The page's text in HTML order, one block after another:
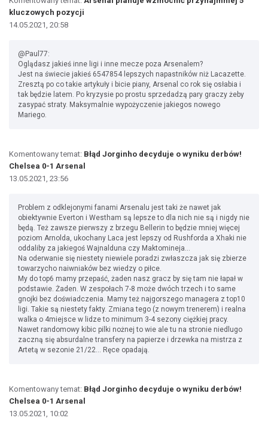
kluczowych pozycji
14.05.2021, 20:58
@Paul77:
Oglądasz jakieś inne ligi i inne mecze poza Arsenalem?
Jest na świecie jakieś 6547854 lepszych napastników niż Lacazette.
Zresztą po co takie artykuły i bicie piany, Arsenal co rok się osłabia i
tak będzie latem. Po kryzysie po prostu sprzedadzą pary graczy żeby
zasypać straty. Maksymalnie wypożyczenie jakiegos nowego
Mariego.
Komentowany temat: Błąd Jorginho decyduje o wyniku derbów!
Chelsea 0-1 Arsenal
13.05.2021, 23:56
Problem z odklejonymi fanami Arsenalu jest taki że nawet jak
obiektywnie Everton i Westham są lepsze to dla nich nie są i nigdy nie
będą. Też zawsze pierwszy z brzegu Bellerin to będzie mniej więcej
poziom Arnolda, ukochany Laca jest lepszy od Rushforda a Xhaki nie
oddaliby za jakiegoś Wajnalduna czy Maktomineja...
Na oderwanie się niestety niewiele poradzi zwłaszcza jak się zbierze
towarzycho naiwniaków bez wiedzy o piłce.
My do top6 mamy przepaść, żaden nasz gracz by się tam nie łapał w
podstawie. Żaden. W zespołach 7-8 może dwóch trzech i to same
gnojki bez doświadczenia. Mamy też najgorszego managera z top10
ligi. Takie są niestety fakty. Zmiana tego (z nowym trenerem) i realna
walka o 4miejsce w lidze to minimum 3-4 sezony ciężkiej pracy.
Nawet randomowy kibic pilki nożnej to wie ale tu na stronie niedlugo
zaczną się absurdalne transfery na papierze i drzewka na mistrza z
Artetą w sezonie 21/22... Ręce opadają.
Komentowany temat: Błąd Jorginho decyduje o wyniku derbów!
Chelsea 0-1 Arsenal
13.05.2021, 10:02